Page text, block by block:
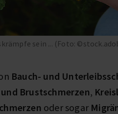
sein ... (Foto:
Bauch- und
Brustschmerzen,
oder sogar